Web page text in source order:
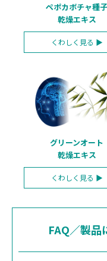
ペポカボチャ種子
乾燥エキス
くわしく 見る ▶
グリーンオート
乾燥エキス
くわしく 見る ▶
FAQ／製品